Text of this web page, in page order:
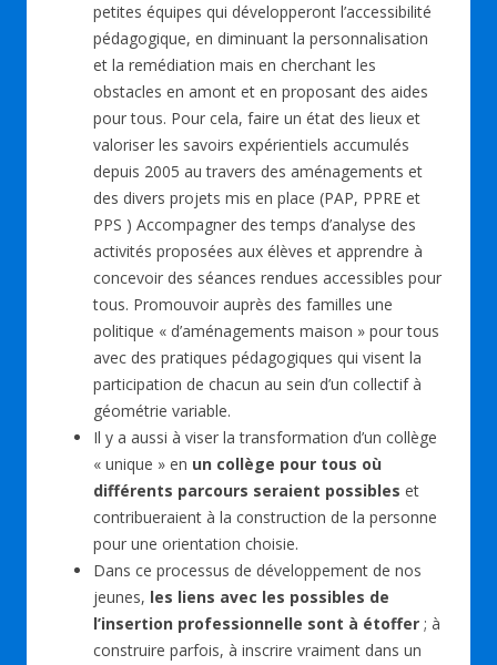
petites équipes qui développeront l’accessibilité
pédagogique, en diminuant la personnalisation
et la remédiation mais en cherchant les
obstacles en amont et en proposant des aides
pour tous. Pour cela, faire un état des lieux et
valoriser les savoirs expérientiels accumulés
depuis 2005 au travers des aménagements et
des divers projets mis en place (PAP, PPRE et
PPS ) Accompagner des temps d’analyse des
activités proposées aux élèves et apprendre à
concevoir des séances rendues accessibles pour
tous. Promouvoir auprès des familles une
politique « d’aménagements maison » pour tous
avec des pratiques pédagogiques qui visent la
participation de chacun au sein d’un collectif à
géométrie variable.
Il y a aussi à viser la transformation d’un collège
« unique » en un collège pour tous où
différents parcours seraient possibles et
contribueraient à la construction de la personne
pour une orientation choisie.
Dans ce processus de développement de nos
jeunes, les liens avec les possibles de
l’insertion professionnelle sont à étoffer ; à
construire parfois, à inscrire vraiment dans un